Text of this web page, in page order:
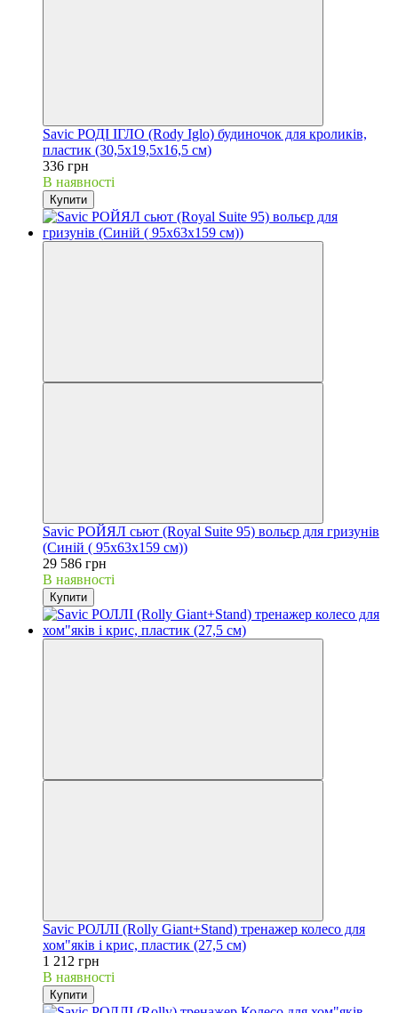
Savic РОДІ ІГЛО (Rody Iglo) будиночок для кроликів,
пластик (30,5х19,5х16,5 см)
336 грн
В наявності
Купити
Savic РОЙЯЛ сьют (Royal Suite 95) вольєр для гризунів
(Cиній ( 95х63х159 см))
29 586 грн
В наявності
Купити
Savic РОЛЛІ (Rolly Giant+Stand) тренажер колесо для
хом"яків і крис, пластик (27,5 см)
1 212 грн
В наявності
Купити